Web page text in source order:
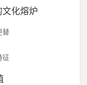
化熔炉
替
征